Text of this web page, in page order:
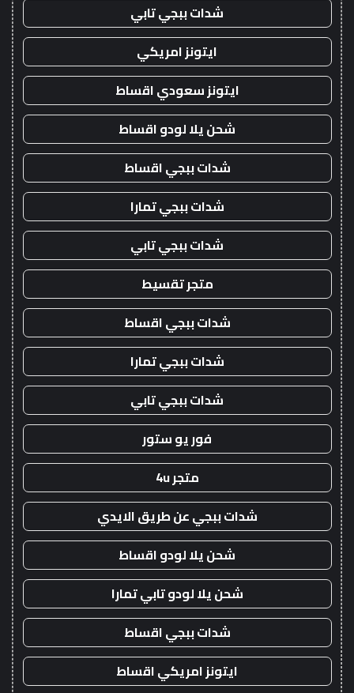
شدات ببجي تابي
ايتونز امريكي
ايتونز سعودي اقساط
شحن يلا لودو اقساط
شدات ببجي اقساط
شدات ببجي تمارا
شدات ببجي تابي
متجر تقسيط
شدات ببجي اقساط
شدات ببجي تمارا
شدات ببجي تابي
فور يو ستور
متجر 4u
شدات ببجي عن طريق الايدي
شحن يلا لودو اقساط
شحن يلا لودو تابي تمارا
شدات ببجي اقساط
ايتونز امريكي اقساط